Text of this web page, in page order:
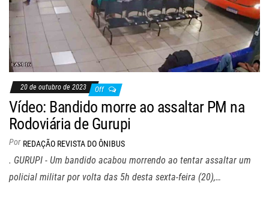
20 de outubro de 2023 Off
Vídeo: Bandido morre ao assaltar PM na
Rodoviária de Gurupi
Por REDAÇÃO REVISTA DO ÔNIBUS
. GURUPI - Um bandido acabou morrendo ao tentar assaltar um
policial militar por volta das 5h desta sexta-feira (20),…